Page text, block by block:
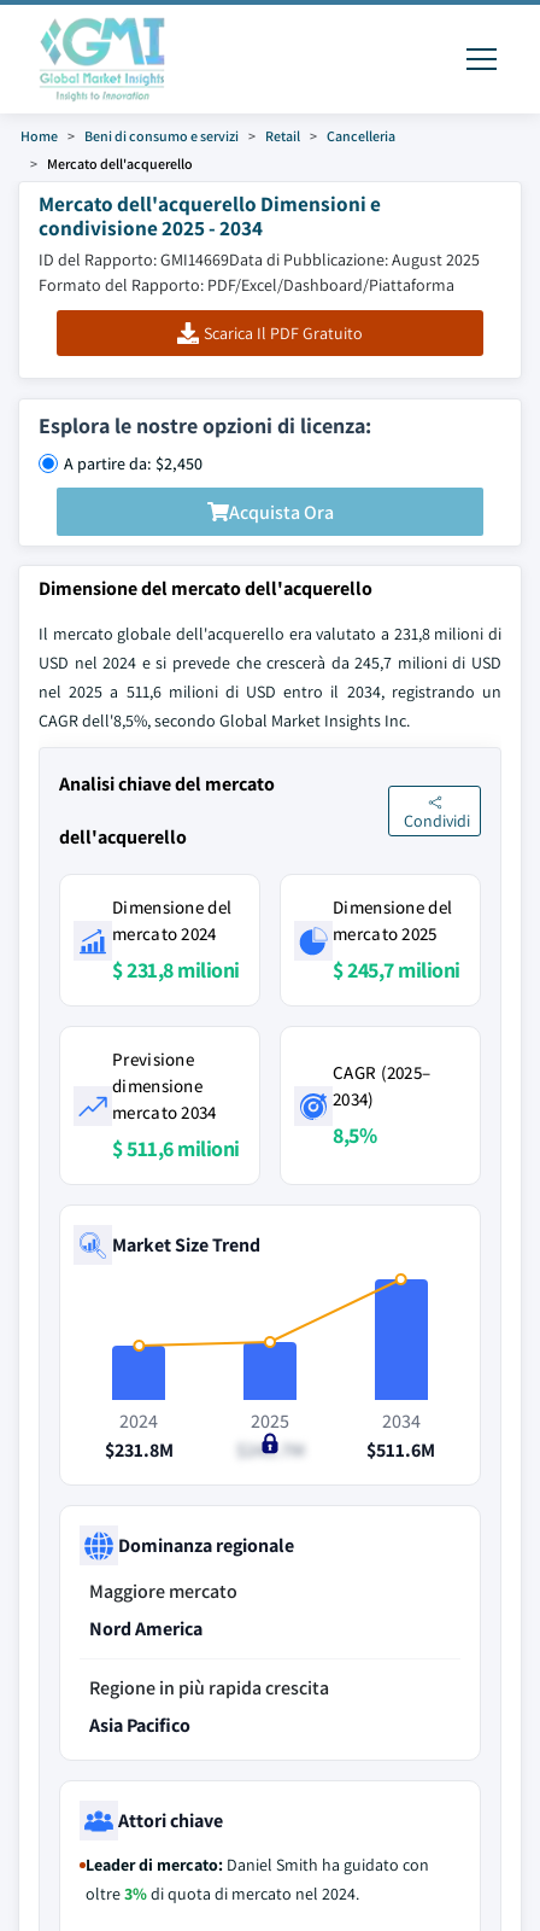
Home Beni di consumo e servizi Retail
Cancelleria
Mercato dell'acquerello
Mercato dell'acquerello Dimensioni e
condivisione 2025 - 2034
ID del Rapporto: GMI14669Data di Pubblicazione: August 2025
Formato del Rapporto: PDF/Excel/Dashboard/Piattaforma
Scarica Il PDF Gratuito
Esplora le nostre opzioni di licenza:
A partire da: $2,450
Acquista Ora
Dimensione del mercato dell'acquerello
Il mercato globale dell'acquerello era valutato a 231,8 milioni di
USD nel 2024 e si prevede che crescerà da 245,7 milioni di USD
nel 2025 a 511,6 milioni di USD entro il 2034, registrando un
CAGR dell'8,5%, secondo Global Market Insights Inc.
Analisi chiave del mercato
dell'acquerello
Condividi
Dimensione del
mercato 2024
$ 231,8 milioni
Dimensione del
mercato 2025
$ 245,7 milioni
Previsione
dimensione
mercato 2034
$ 511,6 milioni
CAGR (2025–
2034)
8,5%
Market Size Trend
2024
$231.8M
2025
$245.7M
2034
$511.6M
Dominanza regionale
Maggiore mercato
Nord America
Regione in più rapida crescita
Asia Pacifico
Attori chiave
Leader di mercato: Daniel Smith ha guidato con
oltre3%di quota di mercato nel 2024.